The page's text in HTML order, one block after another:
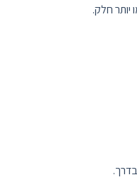
יותר חלק.